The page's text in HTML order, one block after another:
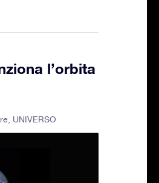
l’orbita
, UNIVERSO